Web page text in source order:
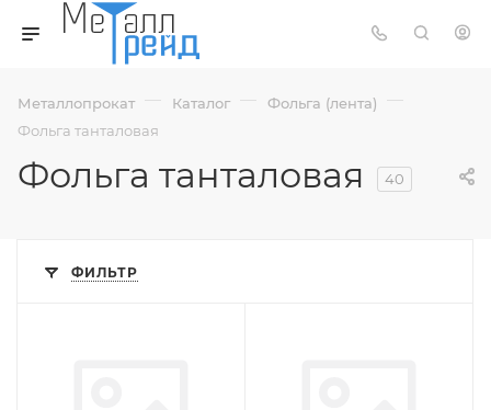
Металлопрокат — Каталог — Фольга (лента) —
Фольга танталовая
Фольга танталовая 40
ФИЛЬТР